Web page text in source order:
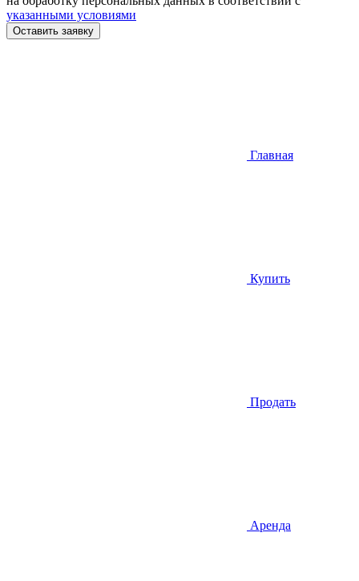
указанными условиями
Оставить заявку
Главная
Купить
Продать
Аренда